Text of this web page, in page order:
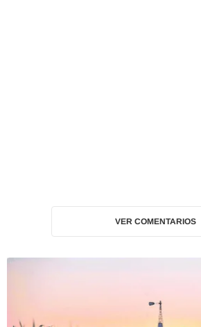
VER COMENTARIOS